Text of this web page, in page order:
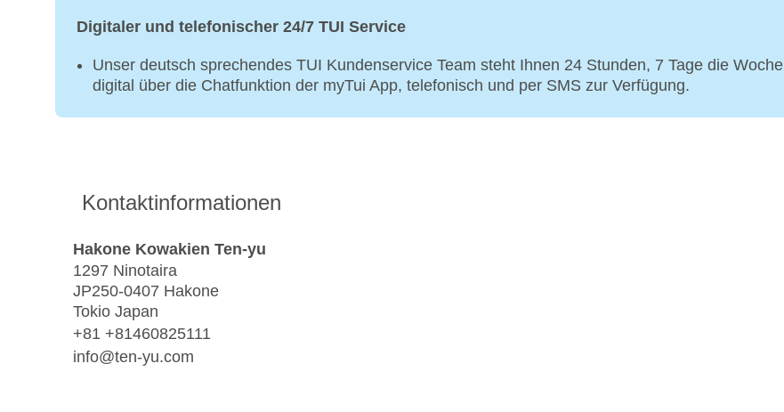
Digitaler und telefonischer 24/7 TUI Service
Unser deutsch sprechendes TUI Kundenservice Team steht Ihnen 24 Stunden, 7 Tage die Woche
digital über die Chatfunktion der myTui App, telefonisch und per SMS zur Verfügung.
Kontaktinformationen
Hakone Kowakien Ten-yu
1297 Ninotaira
JP250-0407 Hakone
Tokio Japan
+81 +81460825111
info@ten-yu.com